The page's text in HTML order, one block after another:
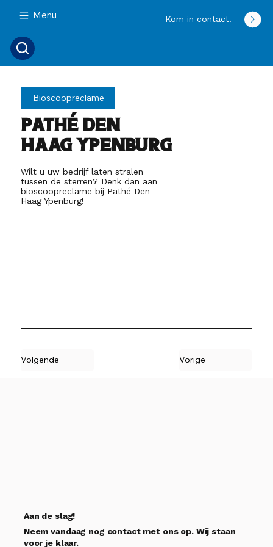
Menu Kom in contact!
Bioscoopreclame
Pathé Den
Haag Ypenburg
Wilt u uw bedrijf laten stralen
tussen de sterren? Denk dan aan
bioscoopreclame bij Pathé Den
Haag Ypenburg!
Vorige
Volgende
Aan de slag!
Neem vandaag nog contact met ons op. Wij staan
voor je klaar.